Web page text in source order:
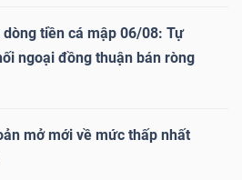
dòng tiền cá mập 06/08: Tự
ngoại đồng thuận bán ròng
mở mới về mức thấp nhất